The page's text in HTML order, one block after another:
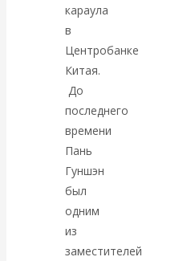
Катасонов. Кто
определяет
погоду на
финансовых
рынках?
Минфины хотят
быть главнее
караула
в
Центробанке
Китая.
До
последнего
времени
Пань
Гуншэн
был
одним
из
заместителей